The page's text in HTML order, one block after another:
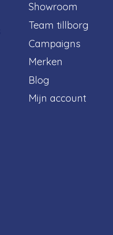
Showroom
Team tillborg
Campaigns
Merken
Blog
Mijn account